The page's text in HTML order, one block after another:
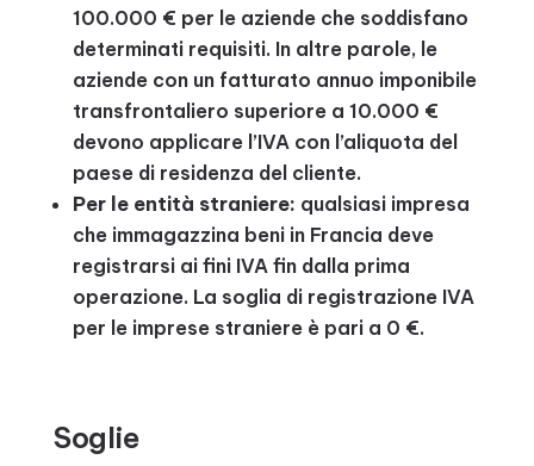
100.000 € per le aziende che soddisfano
determinati requisiti. In altre parole, le
aziende con un fatturato annuo imponibile
transfrontaliero superiore a 10.000 €
devono applicare l’IVA con l’aliquota del
paese di residenza del cliente.
Per le entità straniere: qualsiasi impresa
che immagazzina beni in Francia deve
registrarsi ai fini IVA fin dalla prima
operazione. La soglia di registrazione IVA
per le imprese straniere è pari a 0 €.
Soglie